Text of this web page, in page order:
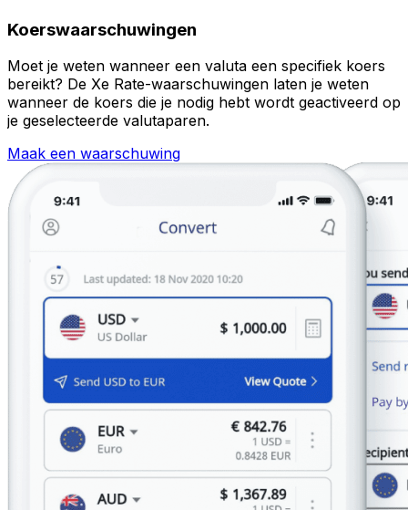
Koerswaarschuwingen
Moet je weten wanneer een valuta een specifiek koers
bereikt? De Xe Rate-waarschuwingen laten je weten
wanneer de koers die je nodig hebt wordt geactiveerd op
je geselecteerde valutaparen.
Maak een waarschuwing